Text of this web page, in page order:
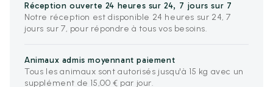
Réception ouverte 24 heures sur 24, 7 jours sur 7
Notre réception est disponible 24 heures sur 24, 7
jours sur 7, pour répondre à tous vos besoins.
Animaux admis moyennant paiement
Tous les animaux sont autorisés jusqu'à 15 kg avec un
supplément de 15,00 € par jour.